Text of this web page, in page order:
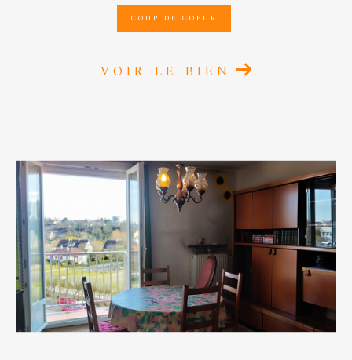
COUP DE COEUR
VOIR LE BIEN